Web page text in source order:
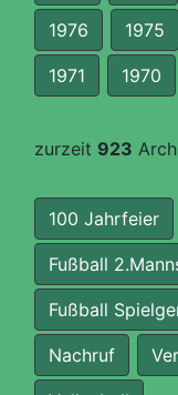
1976 1975
1971 1970
zurzeit 923
100 Jahrfeier
Fußball
Fußball
Nachruf